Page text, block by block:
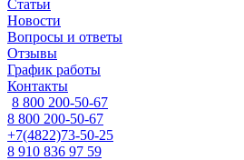
Статьи
Новости
Вопросы и ответы
Отзывы
График работы
Контакты
8 800 200-50-67
8 800 200-50-67
+7(4822)73-50-25
8 910 836 97 59